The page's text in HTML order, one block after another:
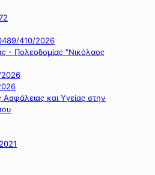
410/2026
- Πολεοδομίας "Νικόλαος
και Υγείας στην